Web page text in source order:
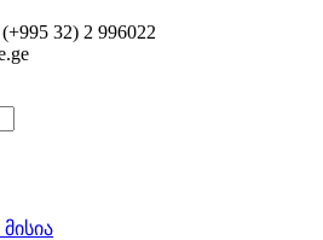
32) 2 996022